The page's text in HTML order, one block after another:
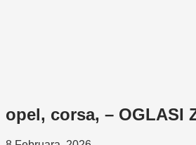
opel, corsa, – OGLASI